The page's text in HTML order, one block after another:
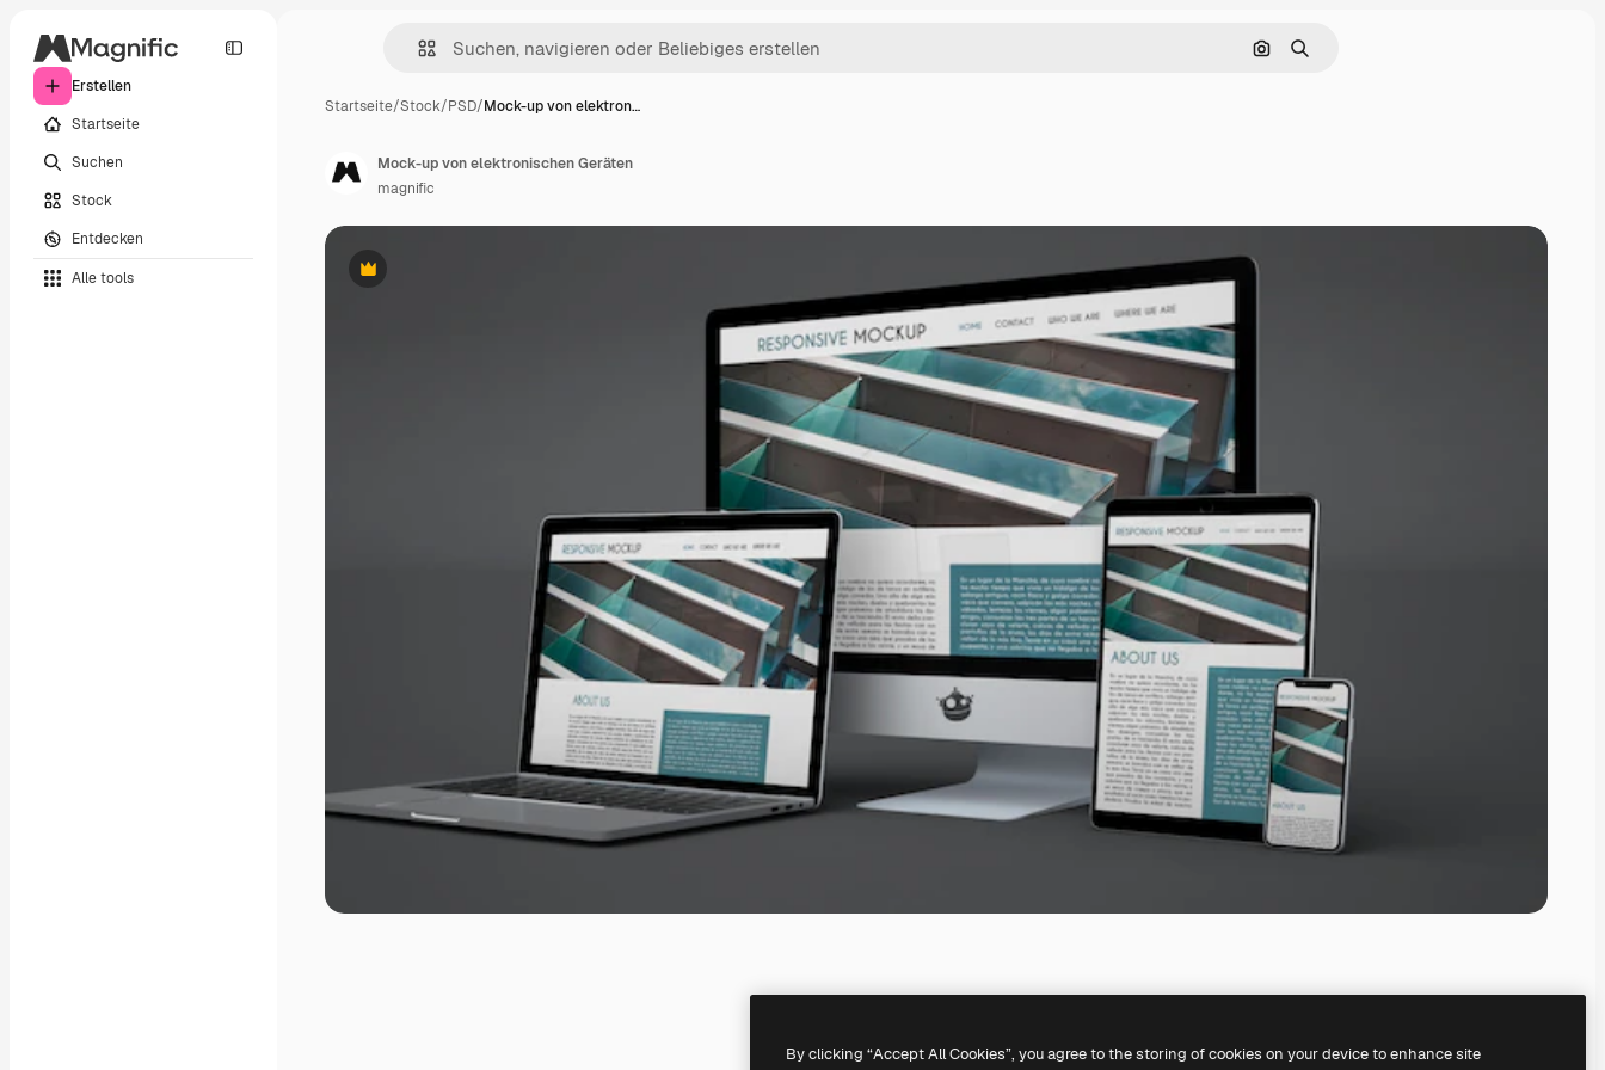
Erstellen
Startseite
Suchen
Stock
Entdecken
Alle tools
Nach Bild suchen
Suchen
Startseite/Stock/PSD/Mock-up von elektron…
Premium
Mock-up von elektronischen Geräten
magnific
By clicking “Accept All Cookies”, you agree to the storing of cookies on your device to enhance site